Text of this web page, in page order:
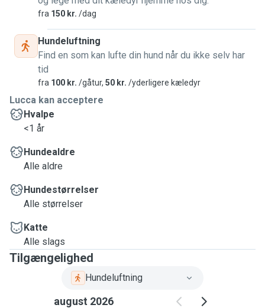
fra 150 kr. /dag
Hundeluftning
Find en som kan lufte din hund når du ikke selv har
tid
fra 100 kr. /gåtur, 50 kr. /yderligere kæledyr
Lucca kan acceptere
Hvalpe
<1 år
Hundealdre
Alle aldre
Hundestørrelser
Alle størrelser
Katte
Alle slags
Tilgængelighed
Hundeluftning
august 2026